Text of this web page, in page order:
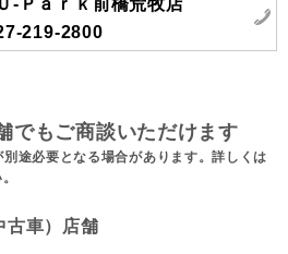
-Ｐａｒｋ前橋荒牧店
219-2800
でもご商談いただけます
途必要となる場合があります。詳しくは
古車）店舗